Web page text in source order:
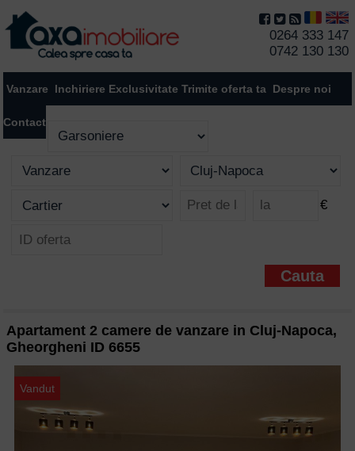
0264 333 147
0742 130 130
Vanzare Inchiriere Exclusivitate Trimite oferta ta Despre noi
Contact
€
Apartament 2 camere de vanzare in Cluj-Napoca,
Gheorgheni ID 6655
Vandut